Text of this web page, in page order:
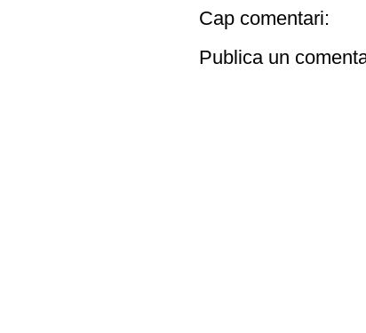
Cap comentari:
Publica un